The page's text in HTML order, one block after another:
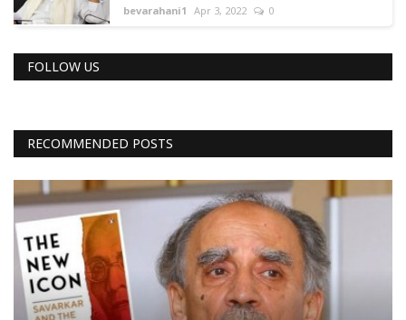
bevarahani1 Apr 3, 2022 0
FOLLOW US
RECOMMENDED POSTS